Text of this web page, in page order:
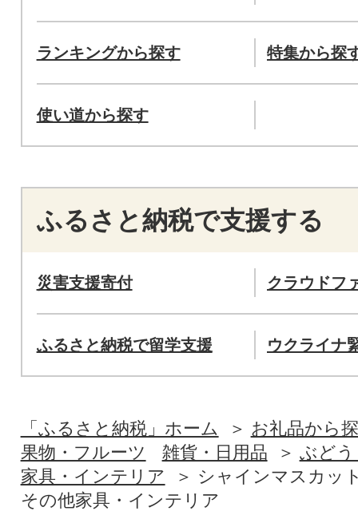
ランキングから探す 特集から探
使い道から探す
ふるさと納税で支援する
災害支援寄付 クラウドフ
ふるさと納税で留学支援 ウクライナ
「ふるさと納税」ホーム
お礼品から
果物・フルーツ
雑貨・日用品
ぶど
家具・インテリア
シャインマスカッ
その他家具・インテリア